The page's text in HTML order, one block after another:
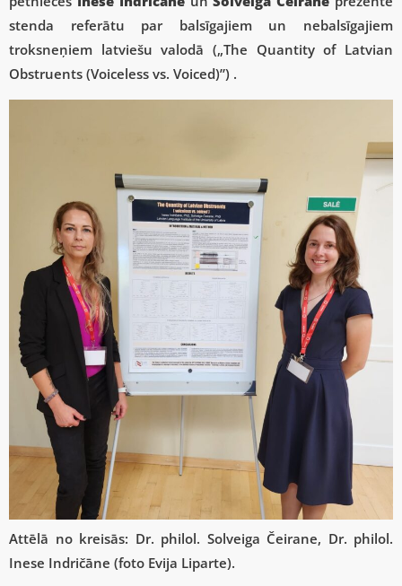
stenda referātu par balsīgajiem un nebalsīgajiem
troksneņiem latviešu valodā („The Quantity of Latvian
Obstruents (Voiceless vs. Voiced)”) .
Attēlā no kreisās: Dr. philol. Solveiga Čeirane, Dr. philol.
Inese Indričāne (foto Evija Liparte).